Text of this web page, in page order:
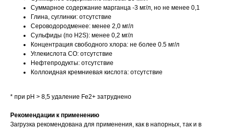
Суммарное содержание марганца -3 мг/л, но не менее 0,1
Глина, суглинки: отсутствие
Сероводородменее: менее 2,0 мг/л
Сульфиды (по H2S): менее 0,2 мг/л
Концентрация свободного хлора: не более 0.5 мг/л
Углекислота CO: отсутствие
Нефтепродукты: отсутствие
Коллоидная кремниевая кислота: отсутствие
* при pH > 8,5 удаление Fe2+ затруднено
Рекомендации к применению
Загрузка рекомендована для применения, как в напорных, так и в